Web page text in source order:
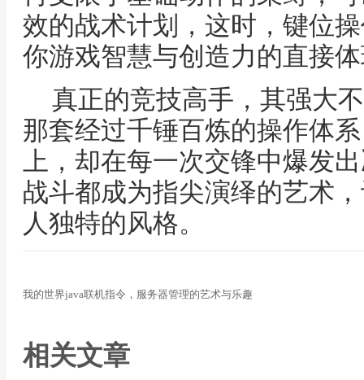
效的战术计划，这时，键位
你游戏智慧与创造力的直接
真正的竞技高手，其强大
那套经过千锤百炼的操作体
上，却在每一次交锋中爆发
战斗都成为指尖演绎的艺术
人独特的风格。
我的世界java联机指令，服务器管理的艺术与乐趣
相关文章